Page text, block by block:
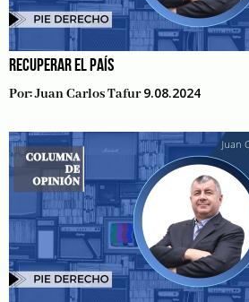
RECUPERAR EL PAÍS
Por:Juan Carlos Tafur 9.08.2024